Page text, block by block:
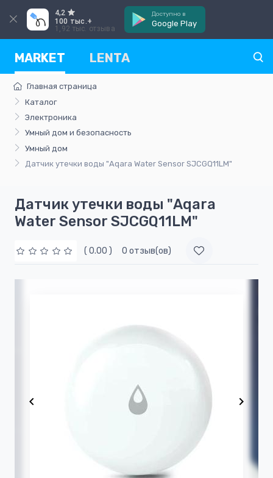
4,2
100 тыс.+
1,92 тыс. отзыва
Доступно в
Google Play
MARKET LENTA
Главная страница
Каталог
Электроника
Умный дом и безопасность
Умный дом
Датчик утечки воды "Aqara Water Sensor SJCGQ11LM"
Датчик утечки воды "Aqara
Water Sensor SJCGQ11LM"
( 0.00 ) 0 отзыв(ов)